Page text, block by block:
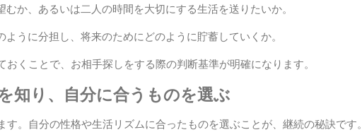
むか、あるいは二人の時間を大切にする生活を送りたいか。
ように分担し、将来のためにどのように貯蓄していくか。
おくことで、お相手探しをする際の判断基準が明確になります。
知り、自分に合うものを選ぶ
。自分の性格や生活リズムに合ったものを選ぶことが、継続の秘訣です。